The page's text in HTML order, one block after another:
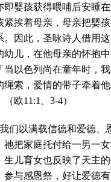
即婴孩获得喂哺后安睡
紧挨着母亲，母亲把婴
。因此，圣咏诗人借用
幼儿，在他母亲的怀抱
当以色列尚在童年时，
绳索，爱情的带子牵着
（欧11:1 3-4）
我们以满载信德和爱德、
祂把家庭托付给一男一
生儿育女也反映了天主
参与感恩祭，好让爱德